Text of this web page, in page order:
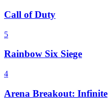
Call of Duty
5
Rainbow Six Siege
4
Arena Breakout: Infinite